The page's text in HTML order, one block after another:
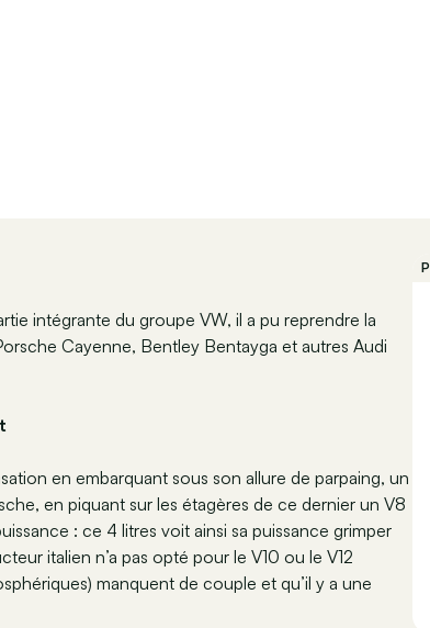
intégrante du groupe VW, il a pu reprendre la
Cayenne, Bentley Bentayga et autres Audi
en embarquant sous son allure de parpaing, un
en piquant sur les étagères de ce dernier un V8
: ce 4 litres voit ainsi sa puissance grimper
italien n’a pas opté pour le V10 ou le V12
manquent de couple et qu’il y a une